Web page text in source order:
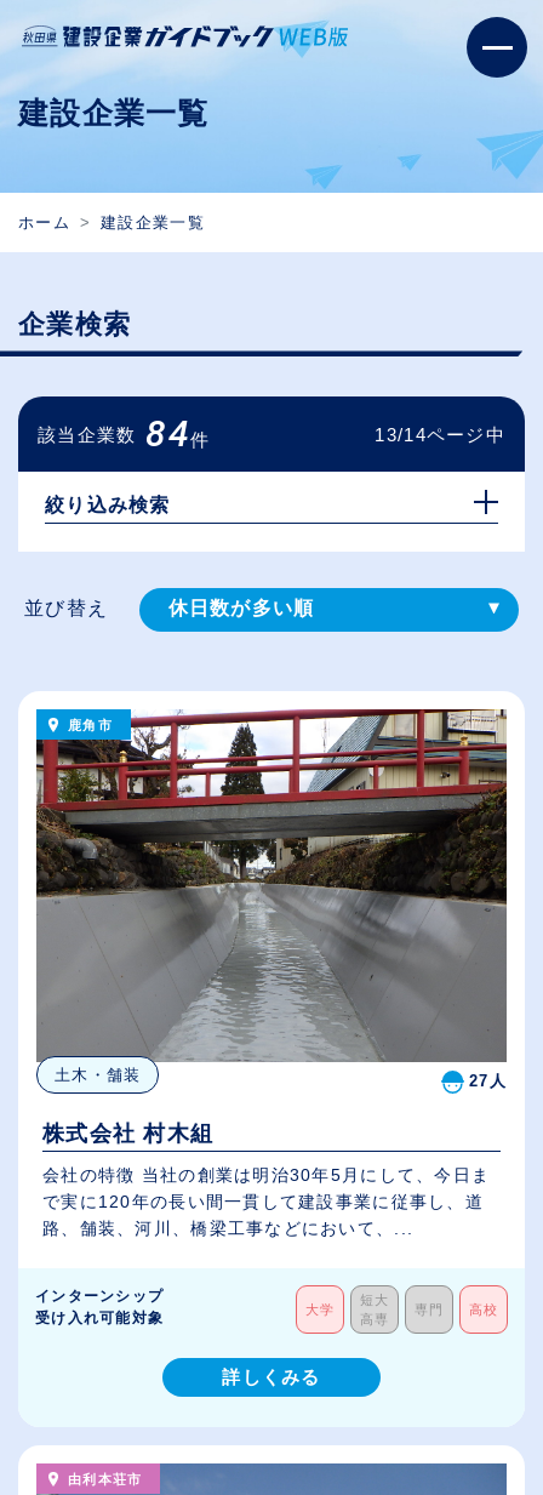
建設企業一覧
ホーム 建設企業一覧
企業検索
該当企業数 84件 13/14ページ中
絞り込み検索
並び替え 休日数が多い順
給与が高い順
（⾼卒の給与を基準）
従業員が多い順
鹿角市
土木・舗装 27人
株式会社 村木組
会社の特徴 当社の創業は明治30年5月にして、今日ま
で実に120年の長い間一貫して建設事業に従事し、道
路、舗装、河川、橋梁工事などにおいて、...
インターンシップ
受け入れ可能対象
大学
短大
高専
専門 高校
詳しくみる
由利本荘市